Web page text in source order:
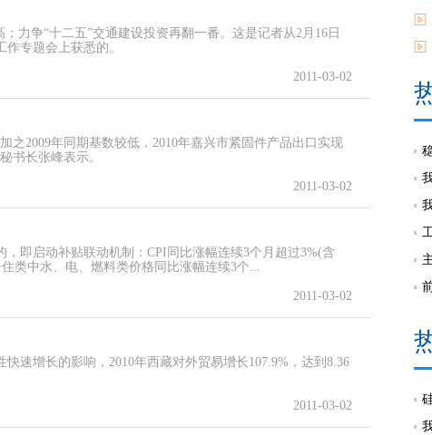
力争“十二五”交通建设投资再翻一番。这是记者从2月16日
专题会上获悉的。
2011-03-02
之2009年同期基数较低，2010年嘉兴市紧固件产品出口实现
书长张峰表示。
2011-03-02
即启动补贴联动机制：CPI同比涨幅连续3个月超过3%(含
类中水、电、燃料类价格同比涨幅连续3个...
2011-03-02
速增长的影响，2010年西藏对外贸易增长107.9%，达到8.36
2011-03-02